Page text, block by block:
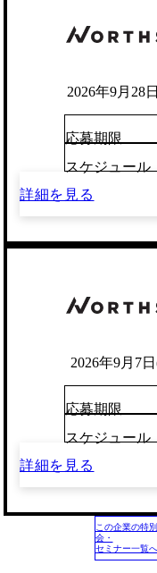
2026年9月28
応募期限
スケジュール
詳細を見る
2026年9月7
応募期限
スケジュール
詳細を見る
この企業の特
会・
セミナー一覧へ